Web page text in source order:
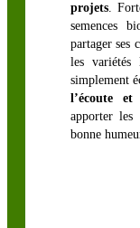
projets.
semences
partager ses
les variétés
simplement
l’écoute
apporter les
bonne